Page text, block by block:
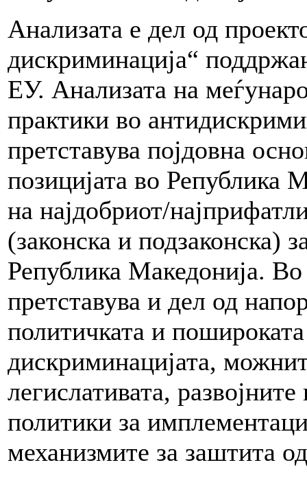
Анализата е дел од
дискриминација“
ЕУ. Анализата на
практики во
претставува појдовна
позицијата во Република
на најдобриот/
(законска и подзаконска)
Република Македонија.
претставува и дел од
политичката и
дискриминацијата,
легислативата,
политики за
механизмите за заштита